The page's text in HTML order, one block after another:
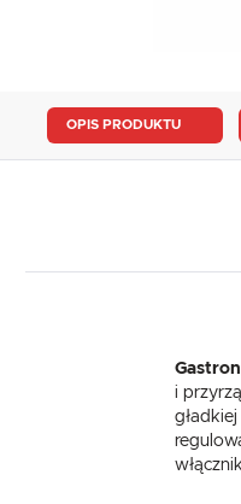
OPIS PRODUKTU
i